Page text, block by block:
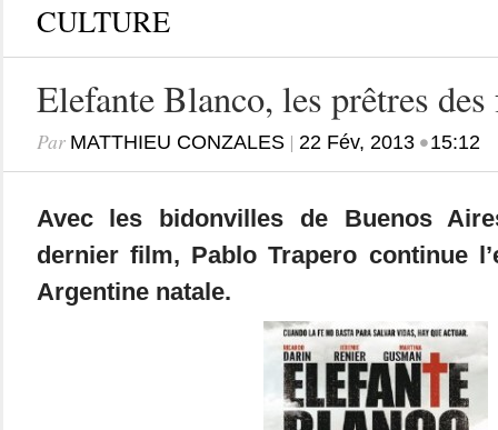
CULTURE
Elefante Blanco, les prêtres des
Par MATTHIEU CONZALES| 22 Fév, 2013•15:12
Avec les bidonvilles de Buenos
dernier film, Pablo Trapero continue
Argentine natale.